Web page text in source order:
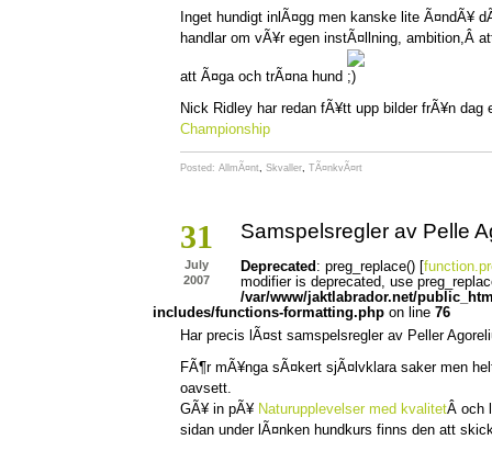
Inget hundigt inlÃ¤gg men kanske lite Ã¤ndÃ¥
handlar om vÃ¥r egen instÃ¤llning, ambition,Â
att Ã¤ga och trÃ¤na hund
Nick Ridley har redan fÃ¥tt upp bilder frÃ¥n dag
Championship
Posted: AllmÃ¤nt, Skvaller, TÃ¤nkvÃ¤rt
31
July
2007
Samspelsregler av Pelle
Deprecated : preg_replace() [
modifier is deprecated, use
/var/www/jaktlabrador.net/
includes/functions-formatting.php on line 76
Har precis lÃ¤st samspelsregler av Peller
FÃ¶r mÃ¥nga sÃ¤kert sjÃ¤lvklara saker men
oavsett.
GÃ¥ in pÃ¥ Naturupplevelser med kvalitetÂ och
sidan under lÃ¤nken hundkurs finns den att